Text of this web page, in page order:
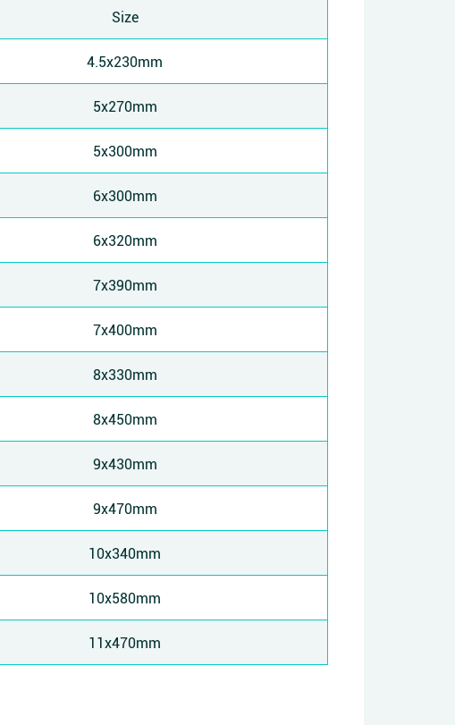
Size
4.5x230mm
5x270mm
5x300mm
6x300mm
6x320mm
7x390mm
7x400mm
8x330mm
8x450mm
9x430mm
9x470mm
10x340mm
10x580mm
11x470mm